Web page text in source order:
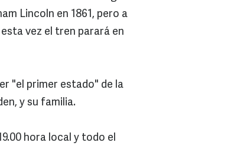
Lincoln en 1861, pero a
vez el tren parará en
"el primer estado" de la
y su familia.
hora local y todo el